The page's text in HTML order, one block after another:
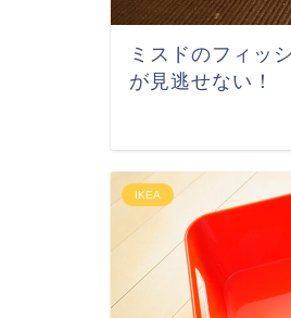
ミスドのフィッ
が見逃せない！
IKEA